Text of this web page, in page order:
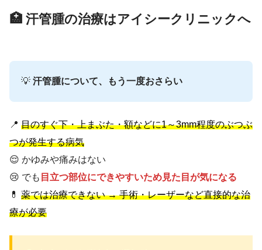
🏥 汗管腫の治療はアイシークリニックへ
💡 汗管腫について、もう一度おさらい
📍 目のすぐ下・上まぶた・額などに1～3mm程度のぶつぶ
つが発生する病気
😌 かゆみや痛みはない
😢 でも 目立つ部位にできやすいため見た目が気になる
💊 薬では治療できない → 手術・レーザーなど直接的な治
療が必要